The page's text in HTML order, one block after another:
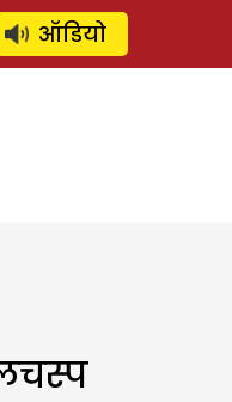
SUBSCRIBE
ऑडियो